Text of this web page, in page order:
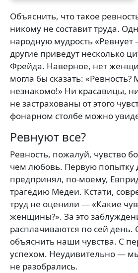
Объяснить, что такое ревность, кажется,
никому не составит труда.
народную мудрость «Ревнует
другие приведут несколько
Фрейда. Наверное, нет
могла бы сказать: «Ревность?
незнакомо!» Ни красавицы,
не застрахованы от этого
фонарном столбе можно
Ревнуют все?
Ревность, пожалуй, чувство
чем любовь. Первую попытку
предпринял, по-моему,
трагедию Медеи. Кстати,
труд не оценили — «Какие
женщины?». За это
расплачиваются по сей день.
объяснить наши чувства. С
успехом. Неудивительно —
не разобрались.